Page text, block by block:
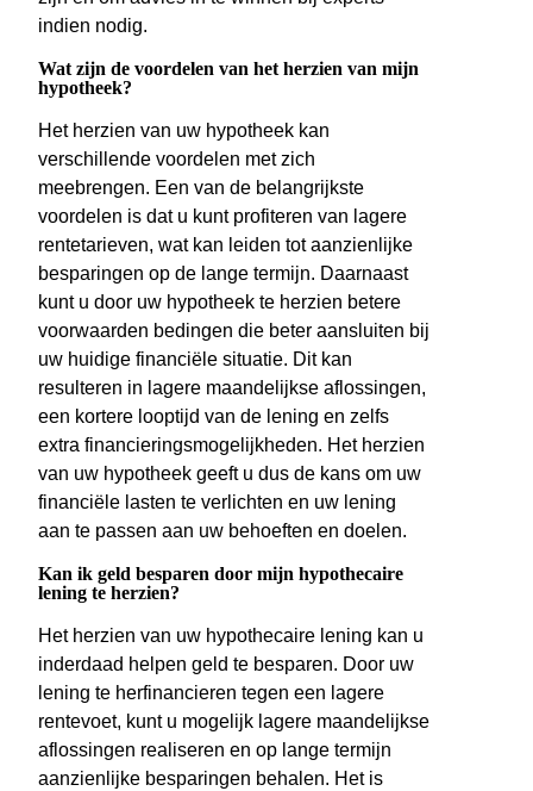
indien nodig.
Wat zijn de voordelen van het herzien van mijn
hypotheek?
Het herzien van uw hypotheek kan
verschillende voordelen met zich
meebrengen. Een van de belangrijkste
voordelen is dat u kunt profiteren van lagere
rentetarieven, wat kan leiden tot aanzienlijke
besparingen op de lange termijn. Daarnaast
kunt u door uw hypotheek te herzien betere
voorwaarden bedingen die beter aansluiten bij
uw huidige financiële situatie. Dit kan
resulteren in lagere maandelijkse aflossingen,
een kortere looptijd van de lening en zelfs
extra financieringsmogelijkheden. Het herzien
van uw hypotheek geeft u dus de kans om uw
financiële lasten te verlichten en uw lening
aan te passen aan uw behoeften en doelen.
Kan ik geld besparen door mijn hypothecaire
lening te herzien?
Het herzien van uw hypothecaire lening kan u
inderdaad helpen geld te besparen. Door uw
lening te herfinancieren tegen een lagere
rentevoet, kunt u mogelijk lagere maandelijkse
aflossingen realiseren en op lange termijn
aanzienlijke besparingen behalen. Het is